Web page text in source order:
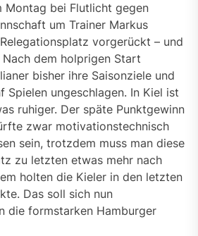
Montag bei Flutlicht gegen
um Trainer Markus
vorgerückt – und
dem holprigen Start
bisher ihre Saisonziele und
Spielen ungeschlagen. In Kiel ist
ruhiger. Der späte Punktgewinn
zwar motivationstechnisch
sein, trotzdem muss man diese
zu letzten etwas mehr nach
holten die Kieler in den letzten
Das soll sich nun
die formstarken Hamburger